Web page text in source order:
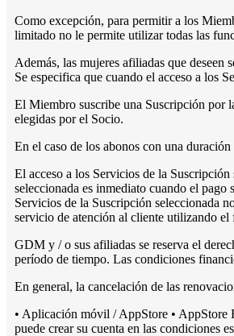
Como excepción, para permitir a los
limitado no le permite utilizar todas las
Además, las mujeres afiliadas que
Se especifica que cuando el acceso a los
El Miembro suscribe una Suscripción por
elegidas por el Socio.
En el caso de los abonos con una
El acceso a los Servicios de la
seleccionada es inmediato cuando el
Servicios de la Suscripción seleccionada
servicio de atención al cliente utilizando el
GDM y / o sus afiliadas se reserva el
período de tiempo. Las condiciones
En general, la cancelación de las
• Aplicación móvil / AppStore • AppStore
puede crear su cuenta en las condiciones